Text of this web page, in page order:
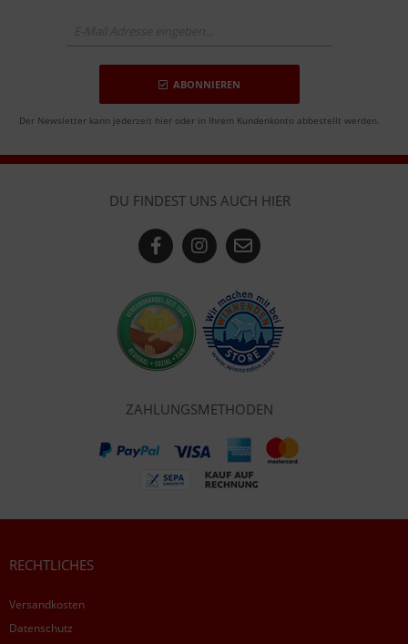
ABONNIEREN
Der Newsletter kann jederzeit hier oder in Ihrem Kundenkonto abbestellt werden.
DU FINDEST UNS AUCH HIER
ZAHLUNGSMETHODEN
RECHTLICHES
Versandkosten
Datenschutz